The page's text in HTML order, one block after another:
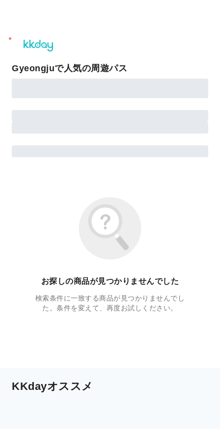
unread
notifications
Gyeongjuで人気の周遊パス
お探しの商品が見つかりませんでした
検索条件に一致する商品が見つかりませんでし
た。条件を変えて、再度お試しください。
KKdayオススメ